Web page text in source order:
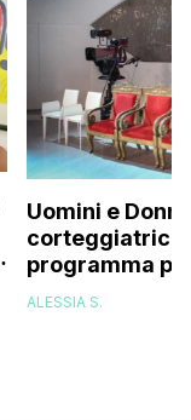
Uomini e
corteggiatrice:
programma
e mi
ALESSIA S.